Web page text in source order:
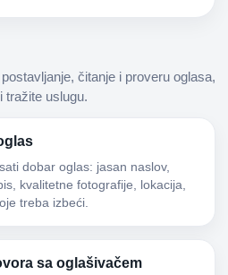
čitanje i proveru oglasa,
tražite uslugu.
dobar oglas: jasan naslov,
kvalitetne fotografije, lokacija,
treba izbeći.
sa oglašivačem